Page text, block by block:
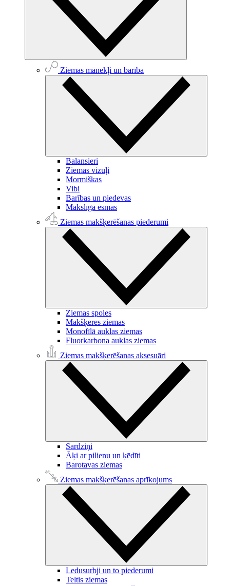
Ziemas mānekļi un barība
Balansieri
Ziemas vizuļi
Mormiškas
Vibi
Barības un piedevas
Mākslīgā ēsmas
Ziemas makšķerēšanas piederumi
Ziemas spoles
Makšķeres ziemas
Monofīlā auklas ziemas
Fluorkarbona auklas ziemas
Ziemas makšķerēšanas aksesuāri
Sardziņi
Āķi ar pilienu un ķēdīti
Barotavas ziemas
Ziemas makšķerēšanas aprīkojums
Ledusurbji un to piederumi
Teltis ziemas